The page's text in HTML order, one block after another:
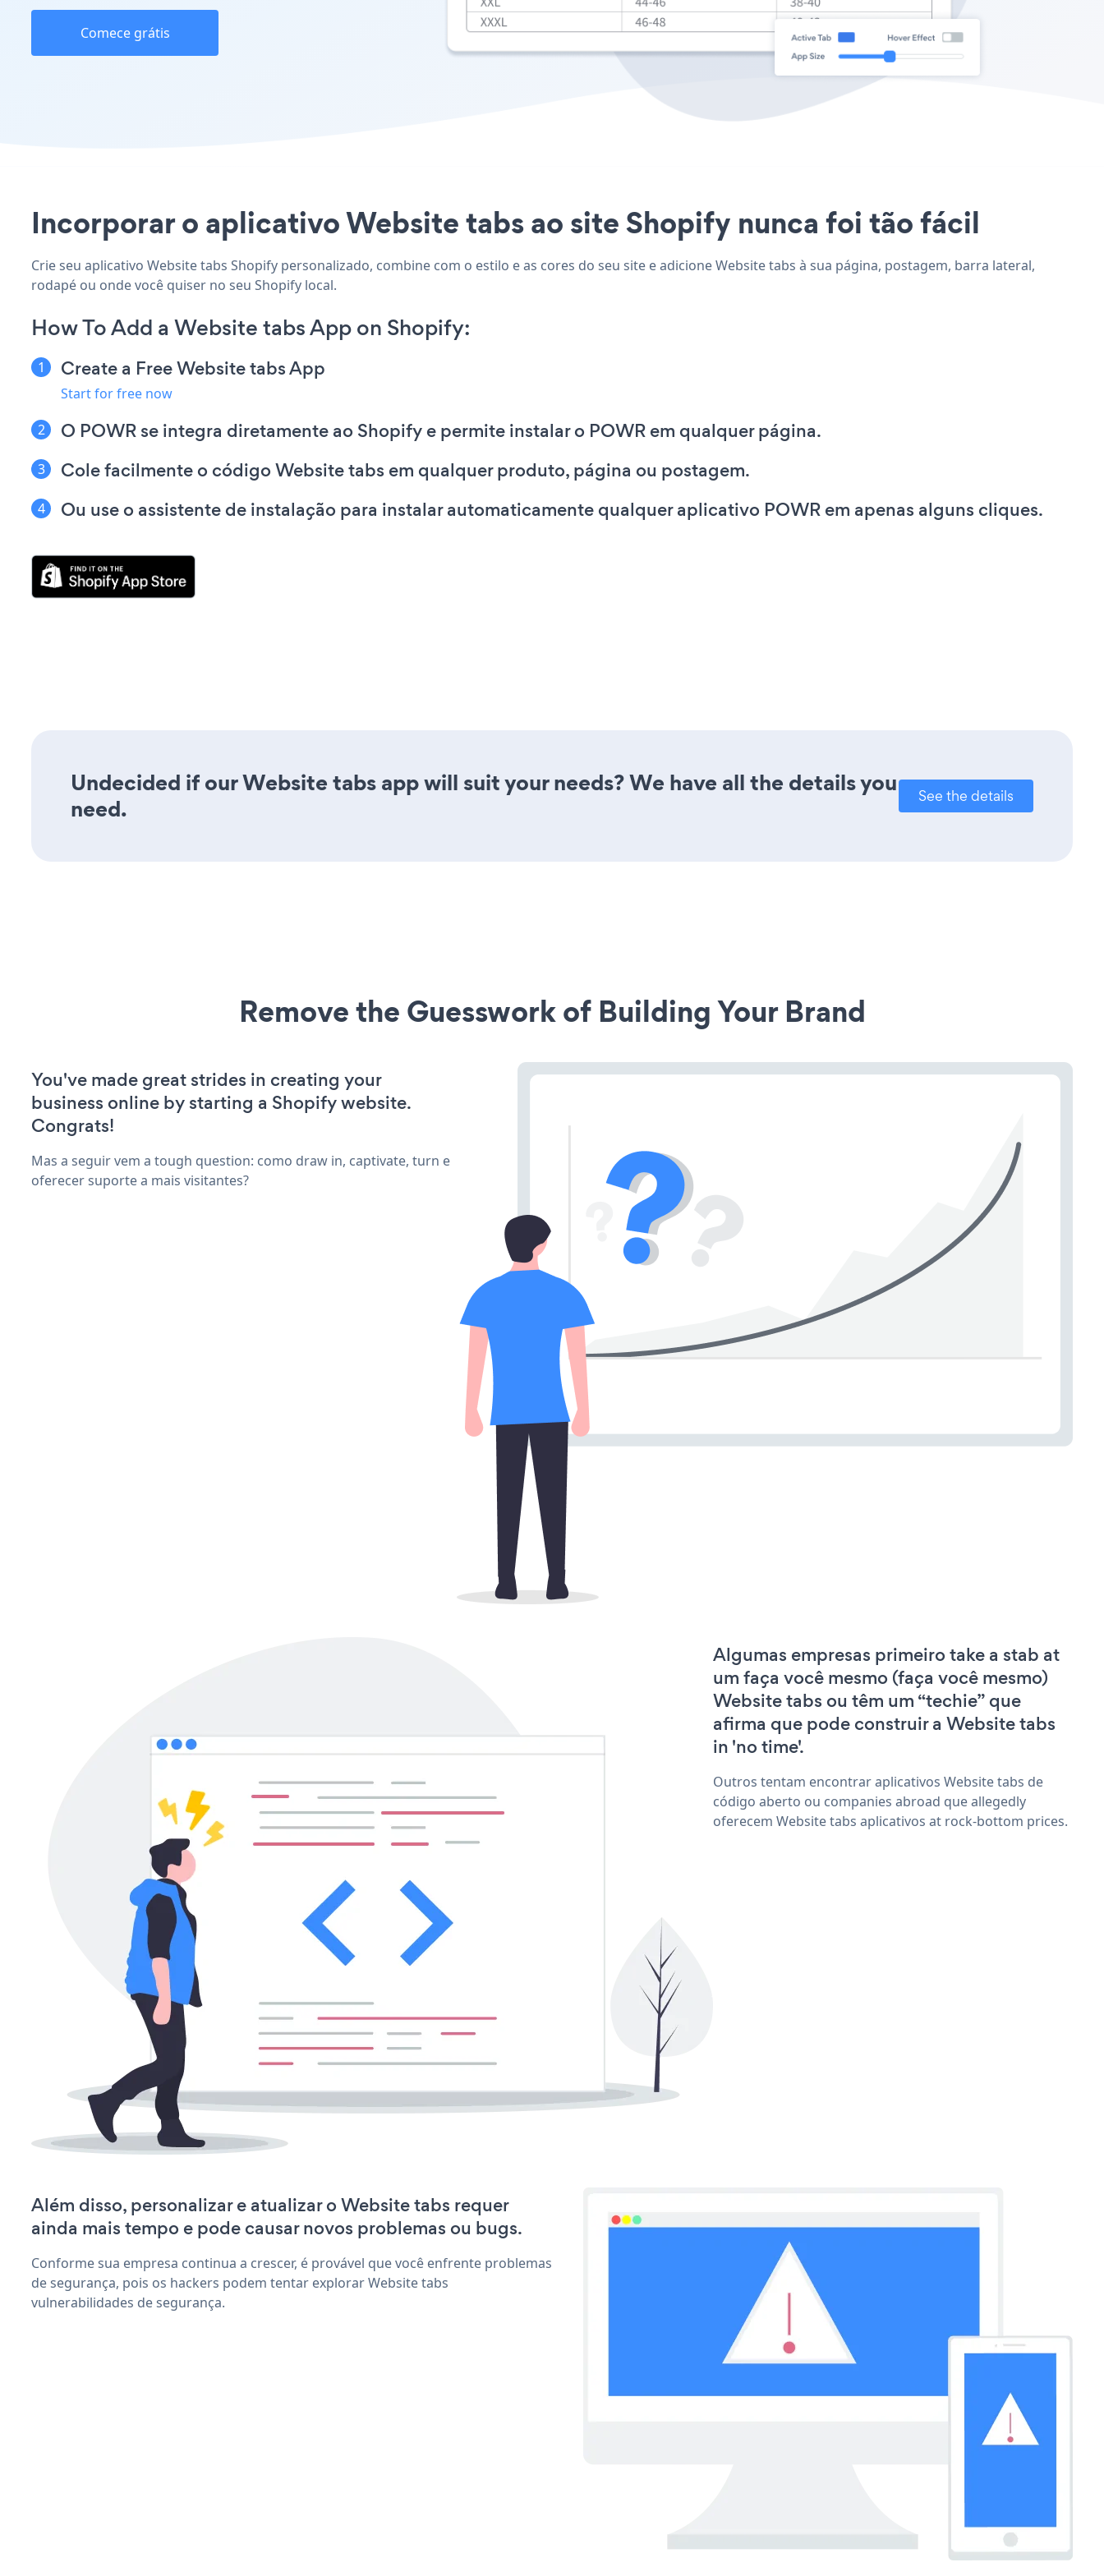
Comece grátis
Incorporar o aplicativo Website tabs ao site Shopify nunca foi tão fácil
Crie seu aplicativo Website tabs Shopify personalizado, combine com o estilo e as cores do seu site e adicione Website tabs à sua página, postagem, barra lateral,
rodapé ou onde você quiser no seu Shopify local.
How To Add a Website tabs App on Shopify:
Create a Free Website tabs App
Start for free now
O POWR se integra diretamente ao Shopify e permite instalar o POWR em qualquer página.
Cole facilmente o código Website tabs em qualquer produto, página ou postagem.
Ou use o assistente de instalação para instalar automaticamente qualquer aplicativo POWR em apenas alguns cliques.
Undecided if our Website tabs app will suit your needs? We have all the details you
need.
See the details
Remove the Guesswork of Building Your Brand
You've made great strides in creating your
business online by starting a Shopify website.
Congrats!
Mas a seguir vem a tough question: como draw in, captivate, turn e
oferecer suporte a mais visitantes?
Algumas empresas primeiro take a stab at
um faça você mesmo (faça você mesmo)
Website tabs ou têm um “techie” que
afirma que pode construir a Website tabs
in 'no time'.
Outros tentam encontrar aplicativos Website tabs de
código aberto ou companies abroad que allegedly
oferecem Website tabs aplicativos at rock-bottom prices.
Além disso, personalizar e atualizar o Website tabs requer
ainda mais tempo e pode causar novos problemas ou bugs.
Conforme sua empresa continua a crescer, é provável que você enfrente problemas
de segurança, pois os hackers podem tentar explorar Website tabs
vulnerabilidades de segurança.